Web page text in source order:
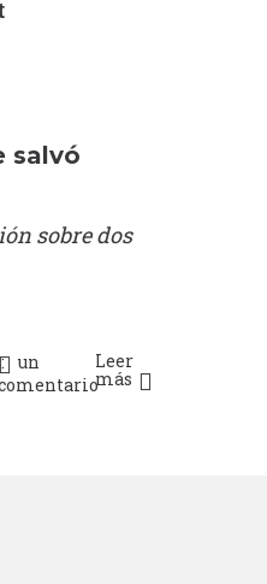
salvó
sobre dos
un
Leer
más